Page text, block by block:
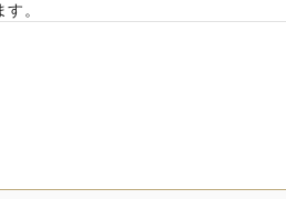
。